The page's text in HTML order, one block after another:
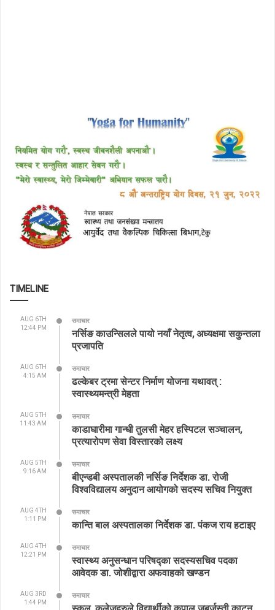
TIMELINE
AUG 6TH
12:44 PM
समाचार
नर्सिङ काउन्सिलले पायो नयाँ नेतृत्व, अध्यक्षमा सकुन्तला
प्रजापति
AUG 6TH
4:15 AM
समाचार
ढल्केबर ट्रमा सेन्टर निर्माण योजना यथावत् :
स्वास्थ्यमन्त्री मेहता
AUG 5TH
11:43 AM
समाचार
काडाघारीमा गान्धी तुलसी मेहर हस्पिटल सञ्चालन,
प्रत्यारोपण सेवा विस्तारको लक्ष्य
AUG 5TH
9:16 AM
समाचार
बीएन्डबी अस्पतालकी नर्सिङ निर्देशक डा. रोजी
विश्वविद्यालय अनुदान आयोगको सदस्य सचिव नियुक्त
AUG 4TH
1:11 PM
समाचार
कान्ति बाल अस्पतालका निर्देशक डा. पंकज राय हटाइए
AUG 4TH
12:21 PM
समाचार
स्वास्थ्य अनुसन्धान परिषद्का सदस्यसचिव पदका
आवेदक डा. जोशीद्वारा अफवाहको खण्डन
AUG 3RD
1:44 PM
समाचार